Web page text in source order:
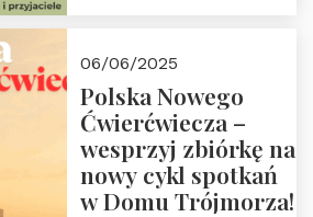
18:00
06/06/2025
Polska Nowego
Ćwierćwiecza –
wesprzyj zbiórkę na
nowy cykl spotkań
w Domu Trójmorza!